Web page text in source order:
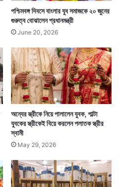
পশ্চিমবঙ্গ দিবসে বাংলার যুব সমাজকে ২০ জুনের
গুরুত্ব বোঝালেন প্রধানমন্ত্রী
June 20, 2026
অন্যের স্ত্রীকে নিয়ে পালালেন যুবক, পাল্টা
যুবকের স্ত্রীকেই বিয়ে করলেন পলাতক স্ত্রীর
স্বামী
May 29, 2026